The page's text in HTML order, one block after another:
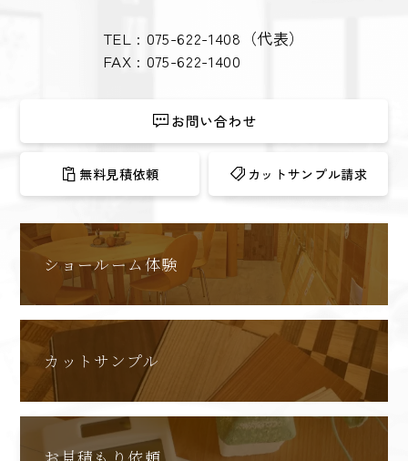
TEL : 075-622-1408 （代表）
FAX : 075-622-1400
お問い合わせ
無料見積依頼 カットサンプル請求
ショールーム体験
カットサンプル